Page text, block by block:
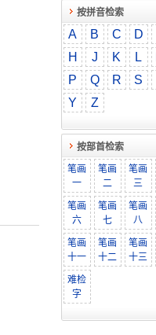
按拼音检索
A B C D
H
J K L
P
Q R S
Y
Z
按部首检索
笔画
一
笔画
二
笔画
三
笔画
六
笔画
七
笔画
八
笔画
十一
笔画
十二
笔画
十三
难检
字